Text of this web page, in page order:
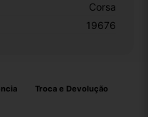
Corsa
19676
Troca e Devolução